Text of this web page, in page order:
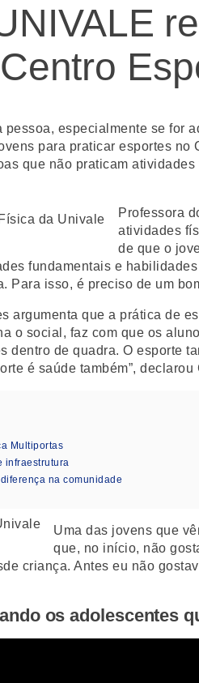
especialmente se for
para praticar esportes
que não praticam
Professora
atividades
de que o
fundamentais e
isso, é preciso de um
argumenta que a prática de
o social, faz com que os
dentro de quadra. O esporte
é saúde também”, declarou
Multiportas
infraestrutura
na comunidade
Uma das jovens que
que, no início, não
criança. Antes eu não
os adolescentes